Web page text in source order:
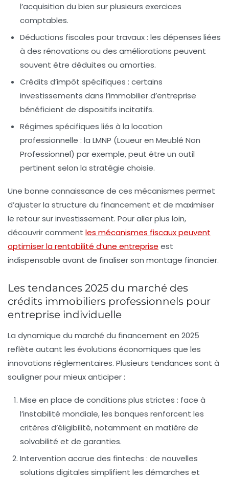
l’acquisition du bien sur plusieurs exercices
comptables.
Déductions fiscales pour travaux : les dépenses liées
à des rénovations ou des améliorations peuvent
souvent être déduites ou amorties.
Crédits d’impôt spécifiques : certains
investissements dans l’immobilier d’entreprise
bénéficient de dispositifs incitatifs.
Régimes spécifiques liés à la location
professionnelle : la LMNP (Loueur en Meublé Non
Professionnel) par exemple, peut être un outil
pertinent selon la stratégie choisie.
Une bonne connaissance de ces mécanismes permet
d’ajuster la structure du financement et de maximiser
le retour sur investissement. Pour aller plus loin,
découvrir comment les mécanismes fiscaux peuvent
optimiser la rentabilité d’une entreprise est
indispensable avant de finaliser son montage financier.
Les tendances 2025 du marché des
crédits immobiliers professionnels pour
entreprise individuelle
La dynamique du marché du financement en 2025
reflète autant les évolutions économiques que les
innovations réglementaires. Plusieurs tendances sont à
souligner pour mieux anticiper :
Mise en place de conditions plus strictes : face à
l’instabilité mondiale, les banques renforcent les
critères d’éligibilité, notamment en matière de
solvabilité et de garanties.
Intervention accrue des fintechs : de nouvelles
solutions digitales simplifient les démarches et